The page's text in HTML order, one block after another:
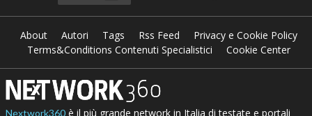
About Autori Tags Rss Feed
Privacy e Cookie Policy
Terms&Conditions Contenuti Specialistici
Cookie Center
Nextwork360è il più grande network in Italia di testate e portali